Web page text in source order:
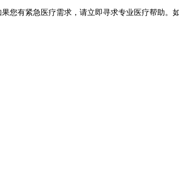
您有紧急医疗需求，请立即寻求专业医疗帮助。